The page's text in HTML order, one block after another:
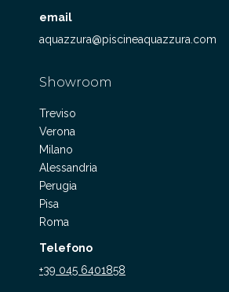
email
aquazzura@piscineaquazzura.com
Showroom
Treviso
Verona
Milano
Alessandria
Perugia
Pisa
Roma
Telefono
+39 045 6401858